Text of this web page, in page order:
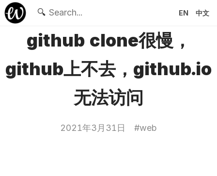
🔍 EN 中文
github clone很慢，
github上不去，github.io
无法访问
2021年3月31日 #web